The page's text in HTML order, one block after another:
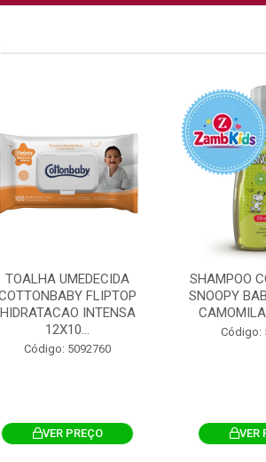
TOALHA UMEDECIDA
FLIPTOP
HIDRATACAO INTENSA
12X10...
Código: 5092760
VER PREÇO
SHAMPOO
SNOOPY
Código:
VER